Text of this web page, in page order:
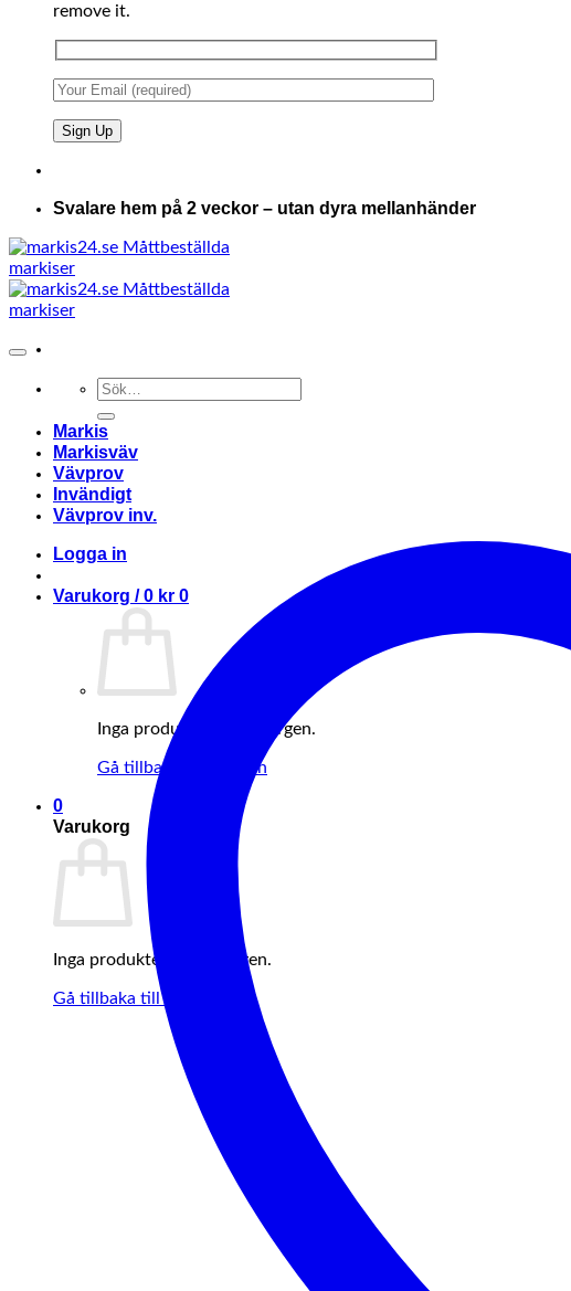
remove it.
Svalare hem på 2 veckor – utan dyra mellanhänder
Sök
Markis
Markisväv
Vävprov
Invändigt
Vävprov inv.
Logga in
Varukorg /0 kr 0
Inga produkter i varukorgen.
Gå tillbaka till butiken
0
Varukorg
Inga produkter i varukorgen.
Gå tillbaka till butiken